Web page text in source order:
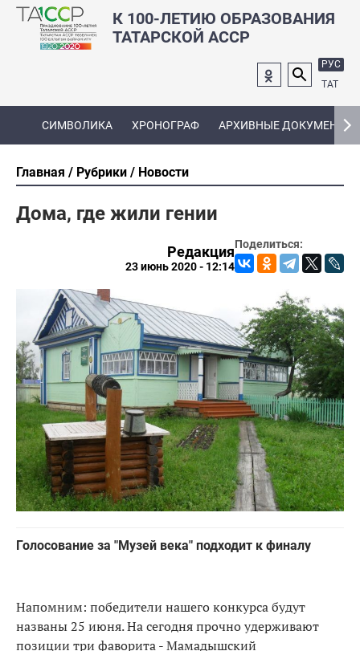
К 100-ЛЕТИЮ ОБРАЗОВАНИЯ
ТАТАРСКОЙ АССР
РУС
ТАТ
СИМВОЛИКА ХРОНОГРАФ АРХИВНЫЕ ДОКУМЕНТЫ
Главная Рубрики Новости
Дома, где жили гении
Поделиться:
Редакция
23 июнь 2020 - 12:14
Голосование за "Музей века" подходит к финалу
Напомним: победители нашего конкурса будут
названы 25 июня. На сегодня прочно удерживают
позиции три фаворита - Мамадышский